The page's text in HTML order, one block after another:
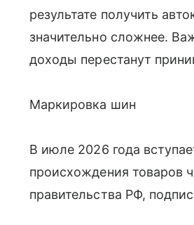
результате получить
значительно сложнее.
доходы перестанут
Маркировка шин
В июле 2026 года
происхождения товаров
правительства РФ,